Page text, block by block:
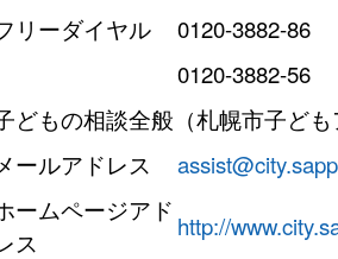
リーダイヤル
0120-3882-86
0120-3882-56
どもの相談全般（札幌市子ども
ールアドレス
ームページアド
ス
http://